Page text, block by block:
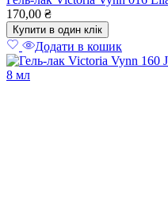
170,00 ₴
Купити в один клік
Додати в кошик